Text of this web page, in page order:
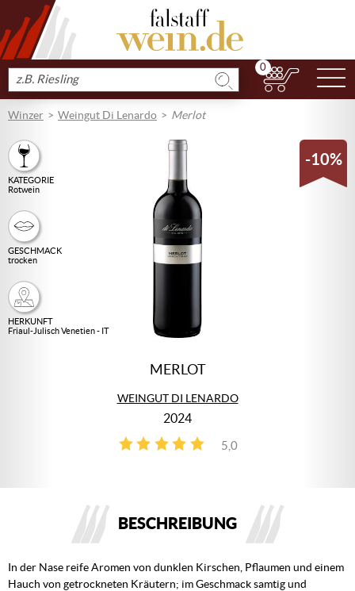
Produkt
suchen
0
Winzer Weingut Di Lenardo Merlot
-10%
KATEGORIE
Rotwein
GESCHMACK
trocken
HERKUNFT
Friaul-Julisch Venetien - IT
MERLOT
WEINGUT DI LENARDO
2024
5,0
2
BESCHREIBUNG
In der Nase reife Aromen von dunklen Kirschen, Pflaumen und einem
Hauch von getrockneten Kräutern; im Geschmack samtig und